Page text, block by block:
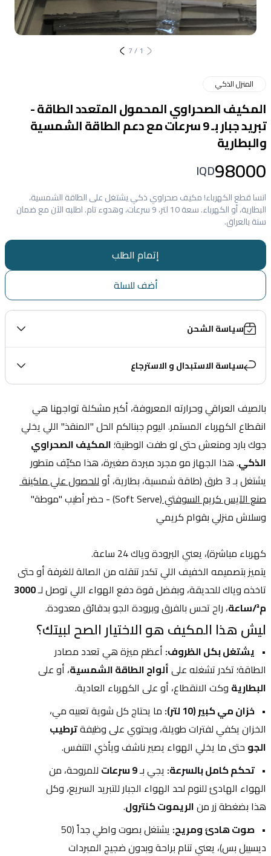
1
/
7
المنزل الذكي
المكيف الصحراوي المحمول المتعدد الطاقة -
تبريد جبار بـ 9 سرعات مع دعم الطاقة الشمسية
والبطارية
98000
IQD
انسا قطع الكهرباء! مكيف صحراوي ذكي يشتغل على الطاقة الشمسية،
البطارية، أو الكهرباء. سعة 10 لتر، 9 سرعات، وهدوء تام. اطلبه الآن مع ضمان
سنة بالعراق.
إتمام الطلب
أضف للسلة
سياسة الشحن
سياسة الاستبدال و الاسترجاع
جوك بارد ومنعش حتى لو طفت الوطنية؛
الذكي
. هذا الجهاز مو مجرد مبردة صغيرة، هذا مكيّف متطور
يشتغل بـ 3 طرق (طاقة شمسية، بطارية، أو
للحصول علي ماكينة
صنع الآيس كريم السوفتي (
وسلاش منزلي بقوام كريمي
كهرباء مباشرة)، يعني البرودة وياك 24 ساعة.
تاخذه وياك للحديقة، وبفضل قوة دفع الهواء اللي توصل لـ
م³/ساعة
، راح تحس بالفرق وبرودة الجو بدقائق معدودة.
ليش هذا المكيف هو الاختيار الصح لبيتك؟
يشتغل بكل الظروف:
أعظم ميزة هي تعدد مصادر
الطاقة؛ تكدر تشغله على ألواح الطاقة الشمسية، أو على
البطارية وكت الانقطاع، أو على الكهرباء العادية.
خزان مي كبير (10 لتر):
الخزان يكفي لفترات طويلة، ويحتوي على وظيفة
الجو حتى ما يخلي الهواء يصير ناشف ويأذي التنفس.
تحكم كامل بالسرعة: يجي بـ 9 سرعات
هذا بضغطة زر من الريموت كنترول.
صوت هادئ ومريح: